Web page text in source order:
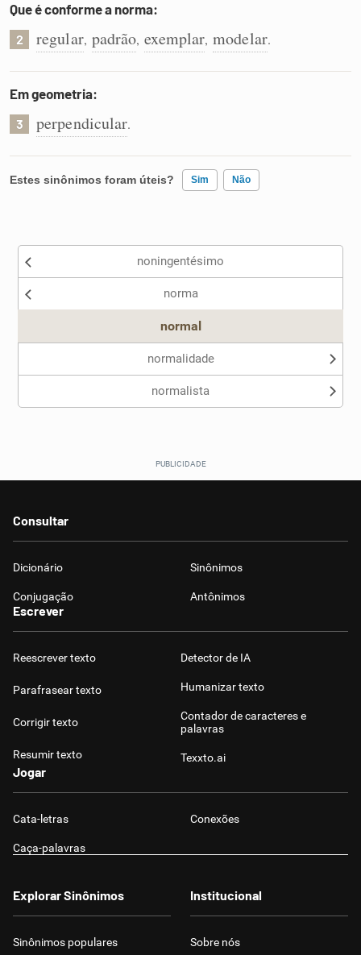
Caça-palavras
Dicionário
Que é conforme a norma:
2 regular, padrão, exemplar, modelar.
Em geometria:
3 perpendicular.
Estes sinônimos foram úteis? Sim Não
Nenhum dos sinônimos apresentados me ajudou
noningentésimo
norma
normal
normalidade
normalista
Consultar
Dicionário Sinônimos
Conjugação Antônimos
Escrever
Reescrever texto
Parafrasear texto
Corrigir texto
Resumir texto
Detector de IA
Humanizar texto
Contador de caracteres e
palavras
Texxto.ai
Jogar
Cata-letras Conexões
Caça-palavras
Explorar Sinônimos
Sinônimos populares
Institucional
Sobre nós